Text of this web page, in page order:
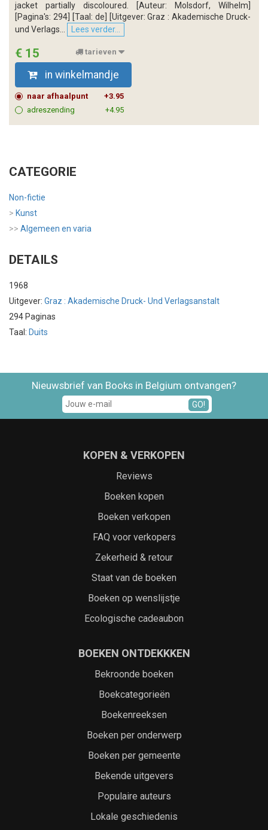
jacket partially discoloured. [Auteur: Molsdorf, Wilhelm]
[Pagina's: 294] [Taal: de] [Uitgever: Graz : Akademische Druck-
und Verlags...
Lees verder...
€ 15 tarieven
in winkelmandje
naar afhaalpunt
+3.95
adreszending
+4.95
CATEGORIE
Non-fictie
> Kunst
>> Algemeen en varia
DETAILS
1968
Uitgever: Graz : Akademische Druck- Und Verlagsanstalt
294 Paginas
Taal: Duits
Nieuwsbrief van Books in Belgium ontvangen?
GO!
KOPEN & VERKOPEN
Reviews
Boeken kopen
Boeken verkopen
FAQ voor verkopers
Zekerheid & retour
Staat van de boeken
Boeken op wenslijstje
Ecologische cadeaubon
BOEKEN ONTDEKKKEN
Bekroonde boeken
Boekcategorieën
Boekenreeksen
Boeken per onderwerp
Boeken per gemeente
Bekende uitgevers
Populaire auteurs
Lokale geschiedenis